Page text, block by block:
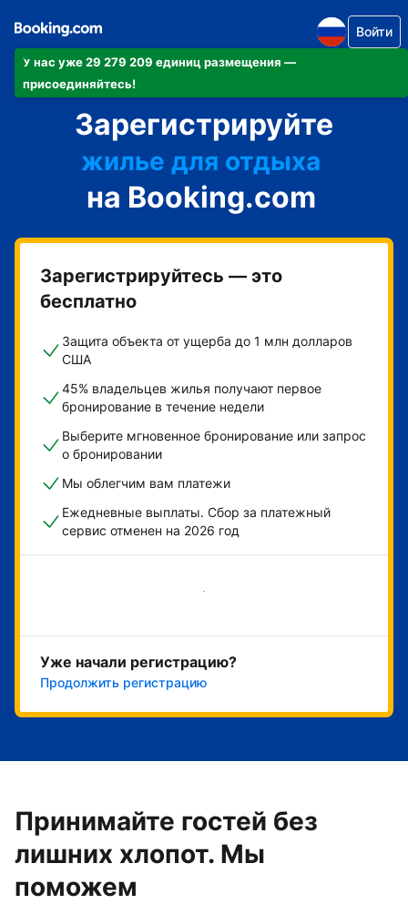
У нас уже 29 279 209 единиц размещения —
присоединяйтесь!
Войти
Зарегистрируйте
апартаменты/квартиру
отель
жилье для отдыха
гостевой дом
мини-отель
на Booking.com
Зарегистрируйтесь — это
бесплатно
Защита объекта от ущерба до 1 млн долларов
США
45% владельцев жилья получают первое
бронирование в течение недели
Выберите мгновенное бронирование или запрос
о бронировании
Мы облегчим вам платежи
Ежедневные выплаты. Сбор за платежный
сервис отменен на 2026 год
Начать
Уже начали регистрацию?
Продолжить регистрацию
Принимайте гостей без
лишних хлопот. Мы
поможем